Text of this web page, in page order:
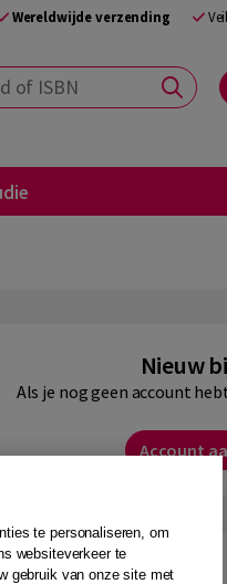
Wereldwijde verzending
Nieuw
Als je nog geen account
Account
te personaliseren, om
websiteverkeer te
gebruik van onze site met